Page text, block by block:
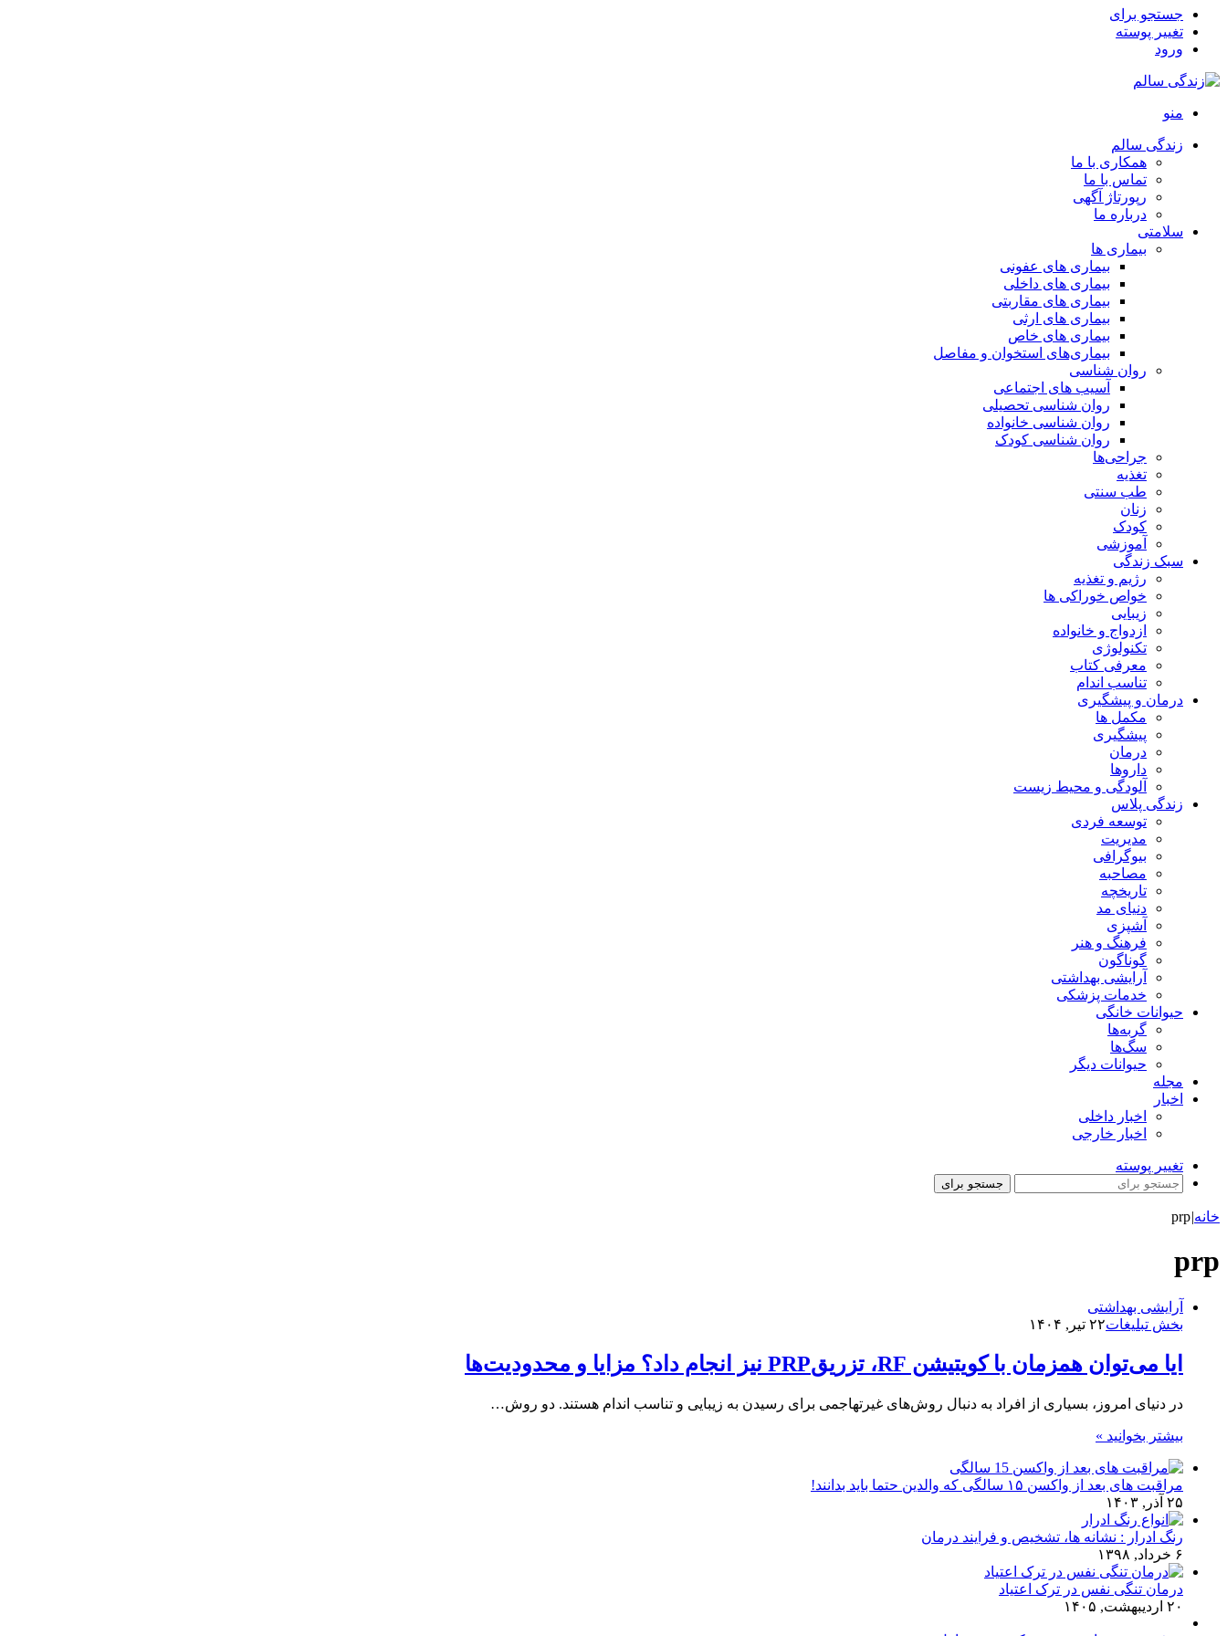
جستجو برای
تغییر پوسته
ورود
منو
زندگی سالم
همکاری با ما
تماس با ما
رپورتاژ آگهی
درباره ما
سلامتی
بیماری ها
بیماری های عفونی
بیماری های داخلی
بیماری های مقاربتی
بیماری های ارثی
بیماری های خاص
بیماری‌های استخوان و مفاصل
روان شناسی
آسیب های اجتماعی
روان شناسی تحصیلی
روان شناسی خانواده
روان شناسی کودک
جراحی‌ها
تغذیه
طب سنتی
زنان
کودک
آموزشی
سبک زندگی
رژیم و تغذیه
خواص خوراکی ها
زیبایی
ازدواج و خانواده
تکنولوژی
معرفی کتاب
تناسب اندام
درمان و پیشگیری
مکمل ها
پیشگیری
درمان
داروها
آلودگی و محیط زیست
زندگی پلاس
توسعه فردی
مدیریت
بیوگرافی
مصاحبه
تاریخچه
دنیای مد
آشپزی
فرهنگ و هنر
گوناگون
آرایشی بهداشتی
خدمات پزشکی
حیوانات خانگی
گربه‌ها
سگ‌ها
حیوانات دیگر
مجله
اخبار
اخبار داخلی
اخبار خارجی
تغییر پوسته
جستجو برای
خانه|
prp
prp
آرایشی بهداشتی
بخش تبلیغات۲۲ تیر, ۱۴۰۴
ایا می‌توان همزمان با کویتیشن RF، تزریقPRP نیز انجام داد؟ مزایا و محدودیت‌ها
در دنیای امروز، بسیاری از افراد به دنبال روش‌های غیرتهاجمی برای رسیدن به زیبایی و تناسب اندام هستند. دو روش…
بیشتر بخوانید »
مراقبت های بعد از واکسن ۱۵ سالگی که والدین حتما باید بدانند!
۲۵ آذر, ۱۴۰۳
رنگ ادرار : نشانه ها، تشخیص و فرایند درمان
۶ خرداد, ۱۳۹۸
درمان تنگی نفس در ترک اعتیاد
۲۰ اردیبهشت, ۱۴۰۵